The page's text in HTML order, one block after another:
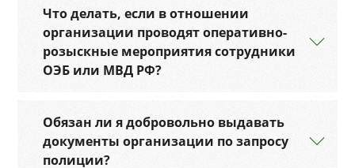
Что делать, если в отношении
организации проводят оперативно-
розыскные мероприятия сотрудники
ОЭБ или МВД РФ?
Обязан ли я добровольно выдавать
документы организации по запросу
полиции?